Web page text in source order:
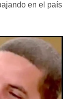
en el país